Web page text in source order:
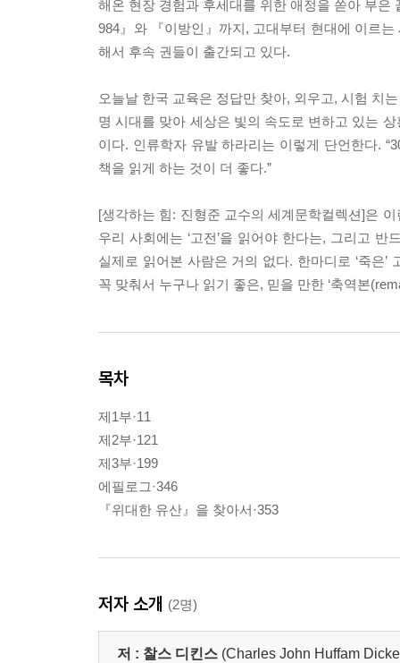
해온 현장 경험과 후세대를 위한 애정을 쏟아 부
984』와 『이방인』까지, 고대부터 현대에 이르
해서 후속 권들이 출간되고 있다.
오늘날 한국 교육은 정답만 찾아, 외우고, 시험 치
명 시대를 맞아 세상은 빛의 속도로 변하고 있는 상
이다. 인류학자 유발 하라리는 이렇게 단언한다.
책을 읽게 하는 것이 더 좋다.”
[생각하는 힘: 진형준 교수의 세계문학컬렉션]은
우리 사회에는 ‘고전’을 읽어야 한다는, 그리고
실제로 읽어본 사람은 거의 없다. 한마디로 ‘죽은
꼭 맞춰서 누구나 읽기 좋은, 믿을 만한 ‘축역본
목차
제1부·11
제2부·121
제3부·199
에필로그·346
『위대한 유산』을 찾아서·353
저자 소개 (2명)
저 : 찰스 디킨스 (Charles John Huffam